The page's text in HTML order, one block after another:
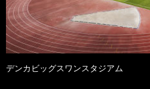
デンカビッグスワンスタジアム